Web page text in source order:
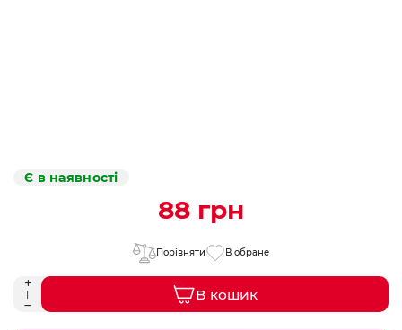
Є в наявності
88 грн
Порівняти В обране
В кошик